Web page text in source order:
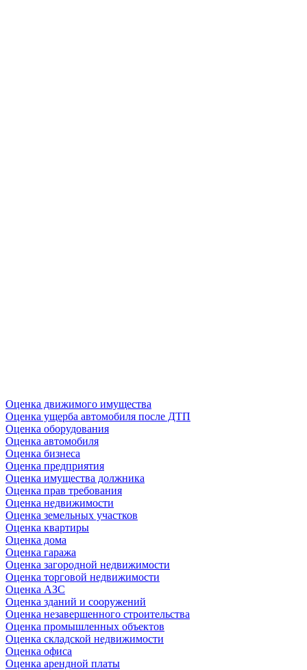
Оценка движимого имущества
Оценка ущерба автомобиля после ДТП
Оценка оборудования
Оценка автомобиля
Оценка бизнеса
Оценка предприятия
Оценка имущества должника
Оценка прав требования
Оценка недвижимости
Оценка земельных участков
Оценка квартиры
Оценка дома
Оценка гаража
Оценка загородной недвижимости
Оценка торговой недвижимости
Оценка АЗС
Оценка зданий и сооружений
Оценка незавершенного строительства
Оценка промышленных объектов
Оценка складской недвижимости
Оценка офиса
Оценка арендной платы